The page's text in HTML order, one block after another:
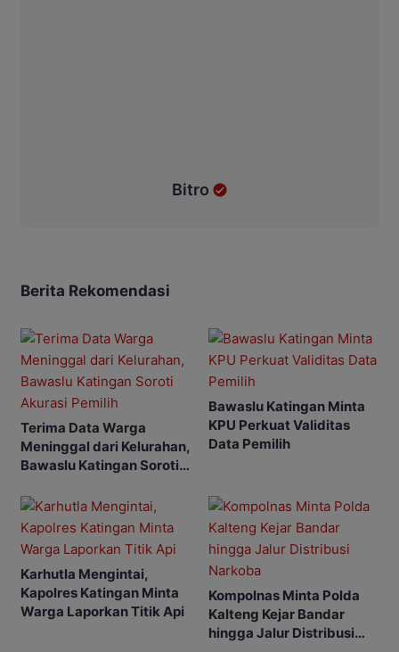
Bitro
Berita Rekomendasi
Terima Data Warga
Meninggal dari Kelurahan,
Bawaslu Katingan Soroti
Bawaslu Katingan Minta
KPU Perkuat Validitas
Data Pemilih
Karhutla Mengintai,
Kapolres Katingan Minta
Warga Laporkan Titik Api
Kompolnas Minta Polda
Kalteng Kejar Bandar
hingga Jalur Distribusi